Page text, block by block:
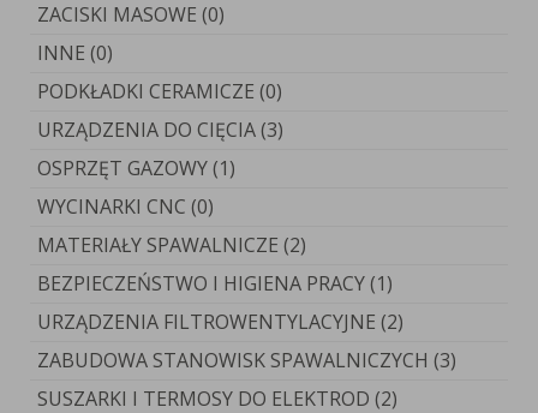
ZACISKI MASOWE (0)
INNE (0)
PODKŁADKI CERAMICZE (0)
URZĄDZENIA DO CIĘCIA (3)
OSPRZĘT GAZOWY (1)
WYCINARKI CNC (0)
MATERIAŁY SPAWALNICZE (2)
BEZPIECZEŃSTWO I HIGIENA PRACY (1)
URZĄDZENIA FILTROWENTYLACYJNE (2)
ZABUDOWA STANOWISK SPAWALNICZYCH (3)
SUSZARKI I TERMOSY DO ELEKTROD (2)